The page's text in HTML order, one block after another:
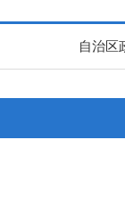
自治区